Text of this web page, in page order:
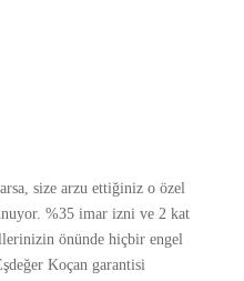
size arzu ettiğiniz o özel
%35 imar izni ve 2 kat
önünde hiçbir engel
Koçan garantisi